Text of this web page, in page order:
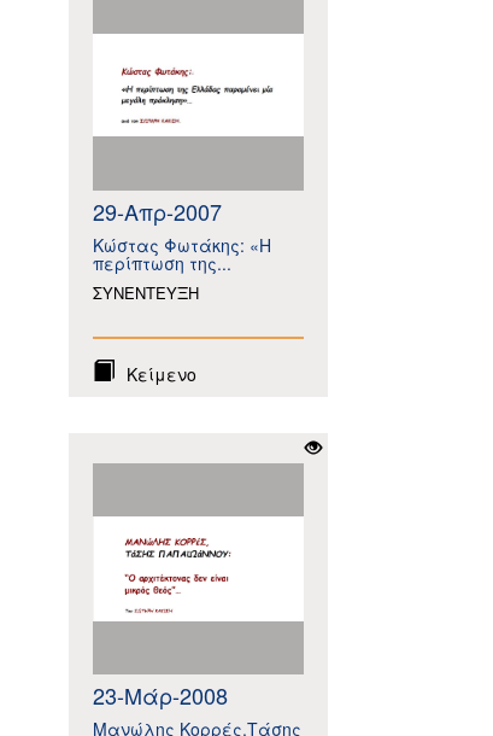
29-Απρ-2007
Κώστας Φωτάκης: «Η
περίπτωση της...
ΣΥΝΕΝΤΕΥΞΗ
Κείμενο
23-Μάρ-2008
Μανώλης Κορρές,Τάσης